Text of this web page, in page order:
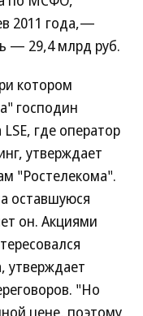
2011 года,—
— 29,4 млрд руб.
котором
господин
где оператор
утверждает
"Ростелекома".
оставшуюся
он. Акциями
"Но
цене, поэтому